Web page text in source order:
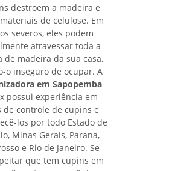
destroem a madeira e
de celulose. Em
severos, eles podem
atravessar toda a
de madeira da sua casa,
o inseguro de ocupar. A
em Sapopemba
possui experiência em
de controle de cupins e
los por todo Estado de
Minas Gerais, Parana,
e Rio de Janeiro. Se
que tem cupins em